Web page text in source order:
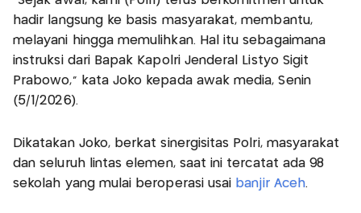
hadir langsung ke basis masyarakat, membantu,
melayani hingga memulihkan. Hal itu sebagaimana
instruksi dari Bapak Kapolri Jenderal Listyo Sigit
Prabowo," kata Joko kepada awak media, Senin
(5/1/2026).
Dikatakan Joko, berkat sinergisitas Polri, masyarakat
dan seluruh lintas elemen, saat ini tercatat ada 98
sekolah yang mulai beroperasi usai banjir Aceh.